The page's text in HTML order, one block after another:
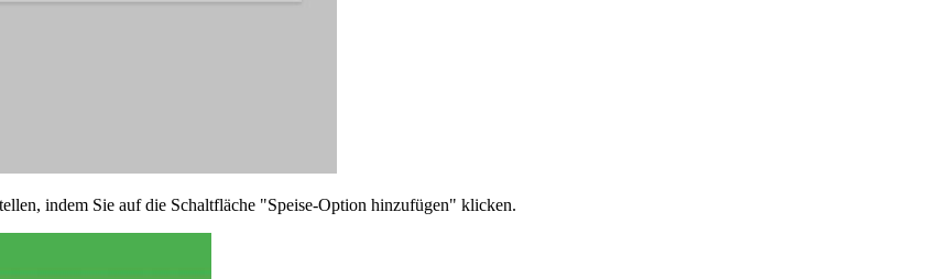
indem Sie auf die Schaltfläche "Speise-Option hinzufügen" klicken.